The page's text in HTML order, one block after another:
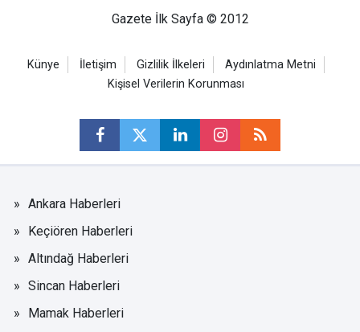
Gazete İlk Sayfa © 2012
Künye İletişim Gizlilik İlkeleri
Aydınlatma Metni
Kişisel Verilerin Korunması
Ankara Haberleri
Keçiören Haberleri
Altındağ Haberleri
Sincan Haberleri
Mamak Haberleri